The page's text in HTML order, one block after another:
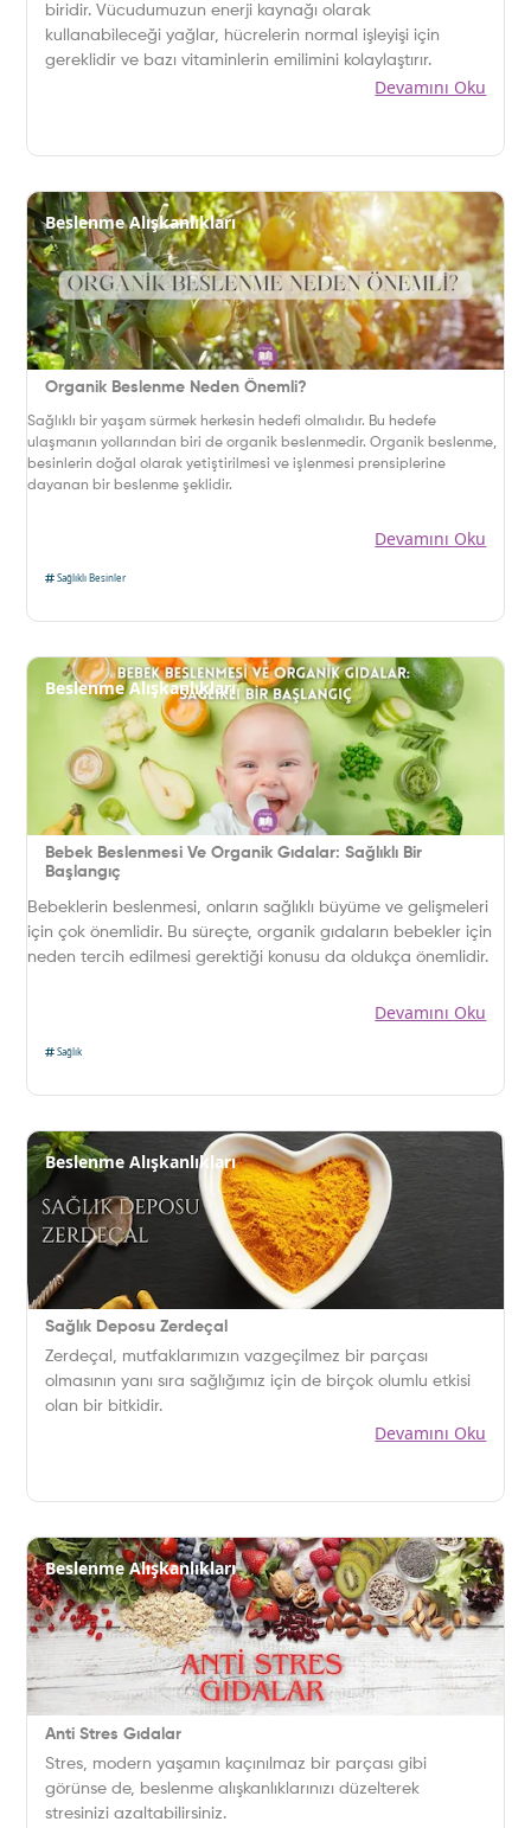
biridir. Vücudumuzun enerji kaynağı olarak
kullanabileceği yağlar, hücrelerin normal işleyişi için
gereklidir ve bazı vitaminlerin emilimini kolaylaştırır.
Devamını Oku
Sağlıklı Besinler
Beslenme Alışkanlıkları
Organik Beslenme Neden Önemli?
Sağlıklı bir yaşam sürmek herkesin hedefi olmalıdır. Bu hedefe
ulaşmanın yollarından biri de organik beslenmedir. Organik beslenme,
besinlerin doğal olarak yetiştirilmesi ve işlenmesi prensiplerine
dayanan bir beslenme şeklidir.
Devamını Oku
Sağlık
Beslenme Alışkanlıkları
Bebek Beslenmesi Ve Organik Gıdalar: Sağlıklı Bir
Başlangıç
Bebeklerin beslenmesi, onların sağlıklı büyüme ve gelişmeleri
için çok önemlidir. Bu süreçte, organik gıdaların bebekler için
neden tercih edilmesi gerektiği konusu da oldukça önemlidir.
Devamını Oku
Beslenme Alışkanlıkları
Sağlık Deposu Zerdeçal
Zerdeçal, mutfaklarımızın vazgeçilmez bir parçası
olmasının yanı sıra sağlığımız için de birçok olumlu etkisi
olan bir bitkidir.
Devamını Oku
Beslenme Alışkanlıkları
Anti Stres Gıdalar
Stres, modern yaşamın kaçınılmaz bir parçası gibi
görünse de, beslenme alışkanlıklarınızı düzelterek
stresinizi azaltabilirsiniz.